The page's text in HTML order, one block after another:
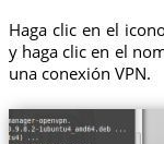
Haga clic en el
y haga clic en el
una conexión VPN.